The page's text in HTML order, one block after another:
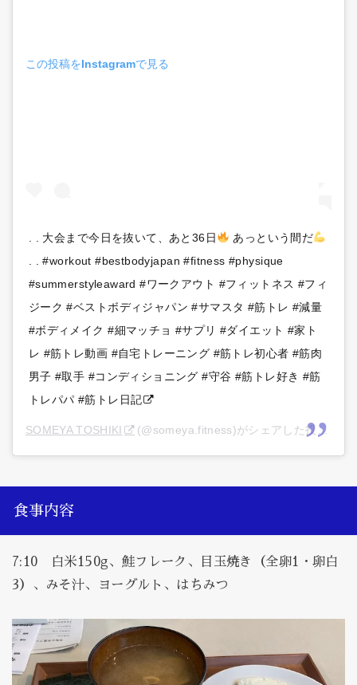
この投稿をInstagramで見る
. . 大会まで今日を抜いて、あと36日
あっという間だ
. . #workout #bestbodyjapan #fitness #physique
#summerstyleaward #ワークアウト #フィットネス #フィ
ジーク #ベストボディジャパン #サマスタ #筋トレ #減量
#ボディメイク #細マッチョ #サプリ #ダイエット #家ト
レ #筋トレ動画 #自宅トレーニング #筋トレ初心者 #筋肉
男子 #取手 #コンディショニング #守谷 #筋トレ好き #筋
トレパパ #筋トレ日記
SOMEYA TOSHIKI (@someya.fitness)がシェアした投稿 –
食事内容
7:10 白米150g、鮭フレーク、目玉焼き（全卵1・卵白
3）、みそ汁、ヨーグルト、はちみつ